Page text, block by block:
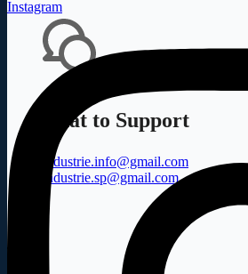
Instagram
Chat to Support
industrie.info@gmail.com
industrie.sp@gmail.com